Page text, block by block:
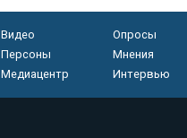
Видео Опросы
Персоны
Мнения
Медиацентр
Интервью